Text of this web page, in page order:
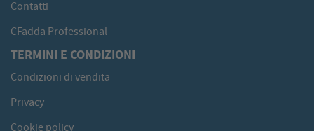
Contatti
CFadda Professional
TERMINI E CONDIZIONI
Condizioni di vendita
Privacy
Cookie policy